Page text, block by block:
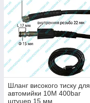
Шланг високого тиску для
автомийки 10М 400bar
штуцер 15 мм